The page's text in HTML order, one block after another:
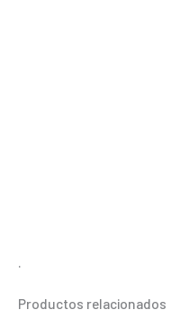
.
Productos relacionados